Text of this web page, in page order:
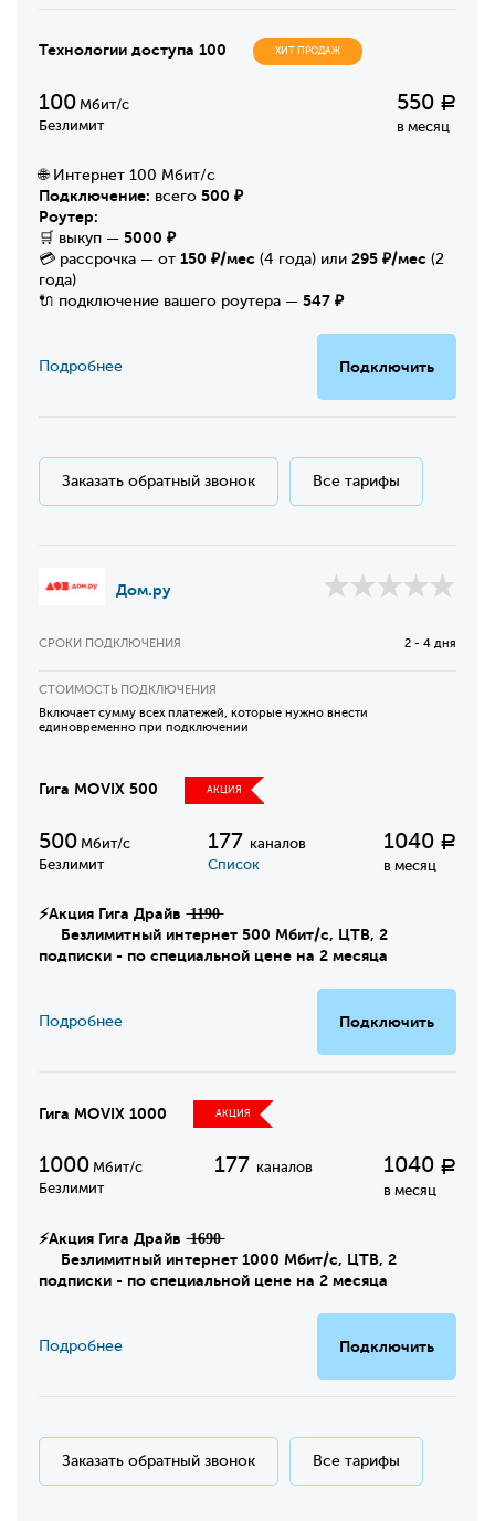
Технологии доступа 100 ХИТ ПРОДАЖ
100 Мбит/с
Безлимит
550 Р
в месяц
🌐 Интернет 100 Мбит/с
Подключение: всего 500 ₽
Роутер:
🛒 выкуп — 5000 ₽
💳 рассрочка — от 150 ₽/мес (4 года) или 295 ₽/мес (2
года)
🔌 подключение вашего роутера — 547 ₽
Подключить
Подробнее
Заказать обратный звонок Все тарифы
Дом.ру
СРОКИ ПОДКЛЮЧЕНИЯ 2 - 4 дня
СТОИМОСТЬ ПОДКЛЮЧЕНИЯ
Включает сумму всех платежей, которые нужно внести
единовременно при подключении
Гига MOVIX 500 АКЦИЯ
500 Мбит/с
Безлимит
177 каналов
Список
1040 Р
в месяц
⚡Акция Гига Драйв ̶1̶1̶9̶0̶
Безлимитный интернет 500 Мбит/с, ЦТВ, 2
подписки - по специальной цене на 2 месяца
Подключить
Подробнее
Гига MOVIX 1000 АКЦИЯ
1000 Мбит/с
Безлимит
177 каналов 1040 Р
в месяц
⚡Акция Гига Драйв ̶1̶6̶9̶0̶
Безлимитный интернет 1000 Мбит/с, ЦТВ, 2
подписки - по специальной цене на 2 месяца
Подключить
Подробнее
Заказать обратный звонок Все тарифы